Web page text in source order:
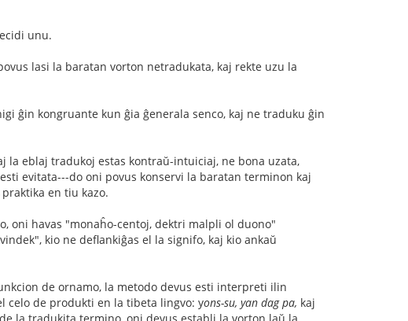
unu.
lasi la baratan vorton netradukata, kaj rekte uzu la
ĝin kongruante kun ĝia ĝenerala senco, kaj ne traduku ĝin
la eblaj tradukoj estas kontraŭ-intuiciaj, ne bona uzata,
evitata---do oni povus konservi la baratan terminon kaj
en tiu kazo.
oni havas "monaĥo-centoj, dektri malpli ol duono"
kio ne deflankiĝas el la signifo, kaj kio ankaŭ
de ornamo, la metodo devus esti interpreti ilin
celo de produkti en la tibeta lingvo: yons-su, yan dag pa, kaj